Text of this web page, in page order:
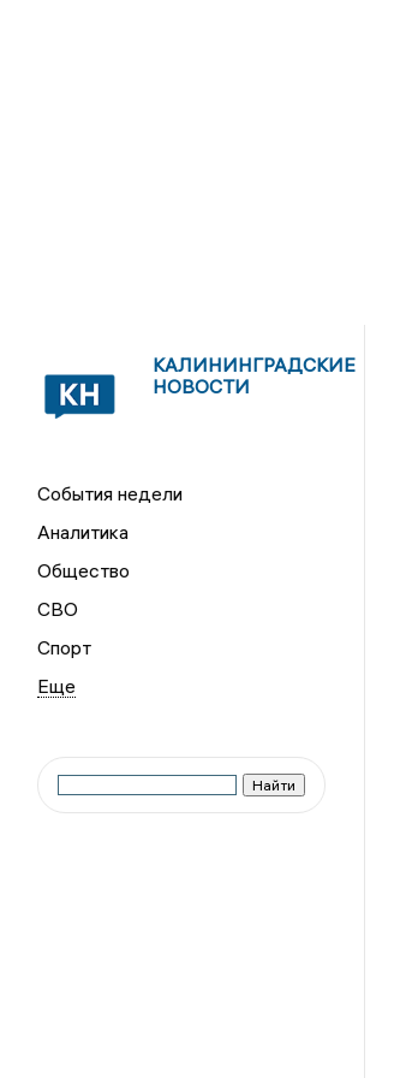
КАЛИНИНГРАДСКИЕ
НОВОСТИ
События недели
Аналитика
Общество
СВО
Спорт